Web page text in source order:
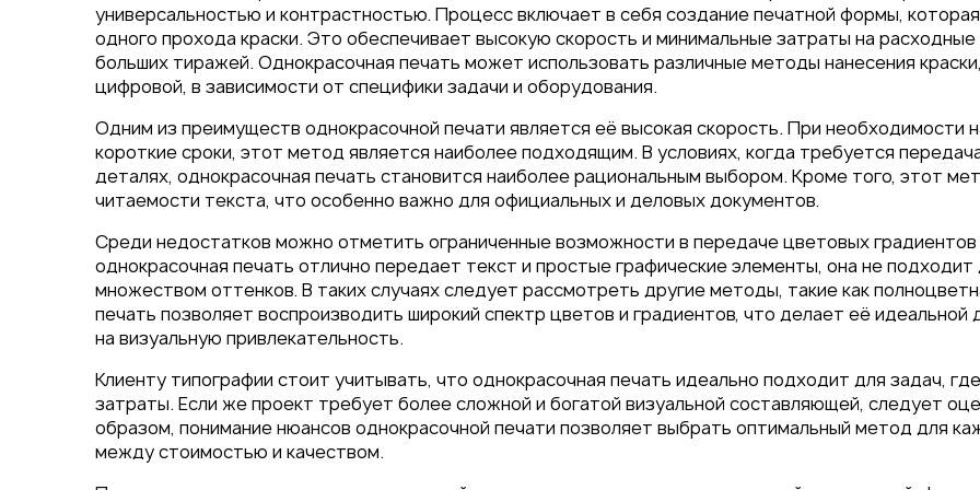
Упаковка
Блокноты с логотипом
Пакеты
Конверты
Полиграфия для выставок под
ключ
Полиграфия к выборам 2026
универсальностью и контрастностью. Процесс включает в себя создание печатной формы,
одного прохода краски. Это обеспечивает высокую скорость и минимальные затраты на
больших тиражей. Однокрасочная печать может использовать различные методы нанесения
цифровой, в зависимости от специфики задачи и оборудования.
Одним из преимуществ однокрасочной печати является её высокая скорость. При необходимости
короткие сроки, этот метод является наиболее подходящим. В условиях, когда требуется
деталях, однокрасочная печать становится наиболее рациональным выбором. Кроме того, этот
читаемости текста, что особенно важно для официальных и деловых документов.
Среди недостатков можно отметить ограниченные возможности в передаче цветовых
однокрасочная печать отлично передает текст и простые графические элементы, она не
множеством оттенков. В таких случаях следует рассмотреть другие методы, такие как
печать позволяет воспроизводить широкий спектр цветов и градиентов, что делает её
на визуальную привлекательность.
Клиенту типографии стоит учитывать, что однокрасочная печать идеально подходит для задач,
затраты. Если же проект требует более сложной и богатой визуальной составляющей, следует
образом, понимание нюансов однокрасочной печати позволяет выбрать оптимальный метод для
между стоимостью и качеством.